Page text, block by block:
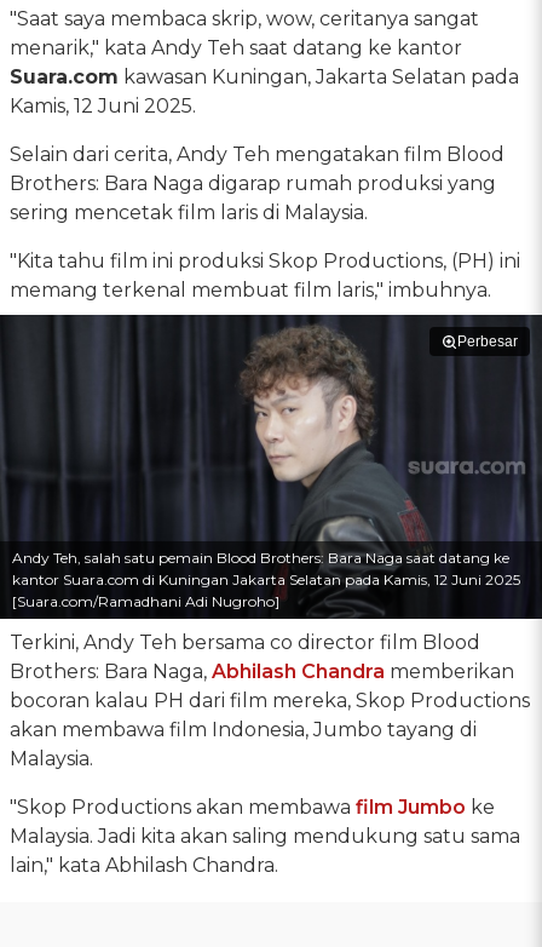
"Saat saya membaca skrip, wow, ceritanya sangat
menarik," kata Andy Teh saat datang ke kantor
Suara.com kawasan Kuningan, Jakarta Selatan pada
Kamis, 12 Juni 2025.
Selain dari cerita, Andy Teh mengatakan film Blood
Brothers: Bara Naga digarap rumah produksi yang
sering mencetak film laris di Malaysia.
"Kita tahu film ini produksi Skop Productions, (PH) ini
memang terkenal membuat film laris," imbuhnya.
Perbesar
Andy Teh, salah satu pemain Blood Brothers: Bara Naga saat datang ke
kantor Suara.com di Kuningan Jakarta Selatan pada Kamis, 12 Juni 2025
[Suara.com/Ramadhani Adi Nugroho]
Terkini, Andy Teh bersama co director film Blood
Brothers: Bara Naga, Abhilash Chandra memberikan
bocoran kalau PH dari film mereka, Skop Productions
akan membawa film Indonesia, Jumbo tayang di
Malaysia.
"Skop Productions akan membawa film Jumbo ke
Malaysia. Jadi kita akan saling mendukung satu sama
lain," kata Abhilash Chandra.